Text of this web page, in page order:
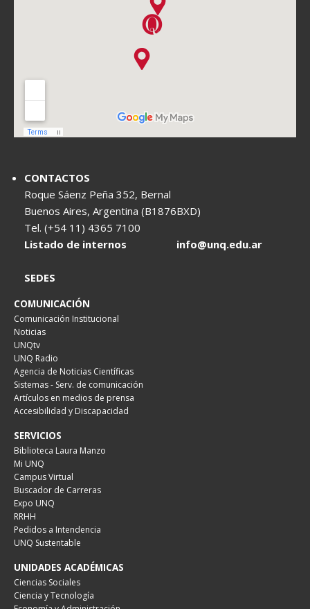
CONTACTOS
Roque Sáenz Peña 352, Bernal
Buenos Aires, Argentina (B1876BXD)
Tel. (+54 11) 4365 7100
Listado de internos
info@unq.edu.ar
SEDES
COMUNICACIÓN
Comunicación Institucional
Noticias
UNQtv
UNQ Radio
Agencia de Noticias Científicas
Sistemas - Serv. de comunicación
Artículos en medios de prensa
Accesibilidad y Discapacidad
SERVICIOS
Biblioteca Laura Manzo
Mi UNQ
Campus Virtual
Buscador de Carreras
Expo UNQ
RRHH
Pedidos a Intendencia
UNQ Sustentable
UNIDADES ACADÉMICAS
Ciencias Sociales
Ciencia y Tecnología